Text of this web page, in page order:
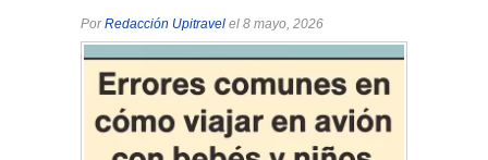
PorRedacción Upitravel el 8 mayo, 2026